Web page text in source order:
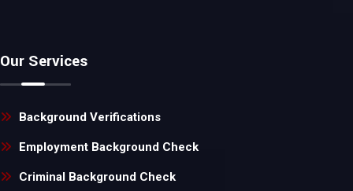
Our Services
Background Verifications
Employment Background Check
Criminal Background Check